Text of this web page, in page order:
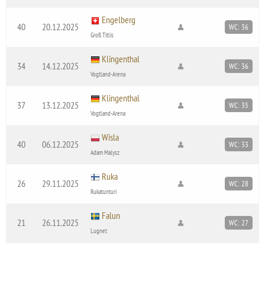
40 20.12.2025
Engelberg
Groß Titlis
WC: 36
34 14.12.2025
Klingenthal
Vogtland-Arena
WC: 36
37 13.12.2025
Klingenthal
Vogtland-Arena
WC: 35
40 06.12.2025
Wisla
Adam Malysz
WC: 33
26 29.11.2025
Ruka
Rukatunturi
WC: 28
21 26.11.2025
Falun
Lugnet
WC: 27